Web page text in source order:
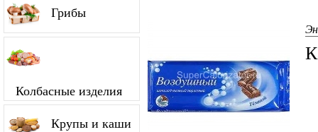
Грибы
Колбасные изделия
Крупы и каши